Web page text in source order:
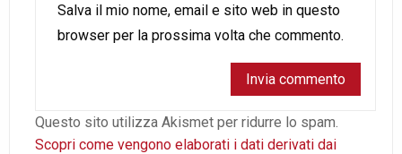
Salva il mio nome, email e sito web in questo
browser per la prossima volta che commento.
Questo sito utilizza Akismet per ridurre lo spam.
Scopri come vengono elaborati i dati derivati dai